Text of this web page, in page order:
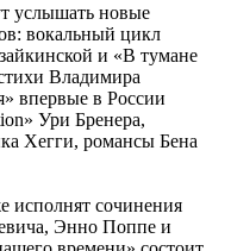
услышать новые
вокальный цикл
и «В тумане
Владимира
впервые в России
Ури Бренера,
Хегги, романсы Бена
исполнят сочинения
Энно Поппе и